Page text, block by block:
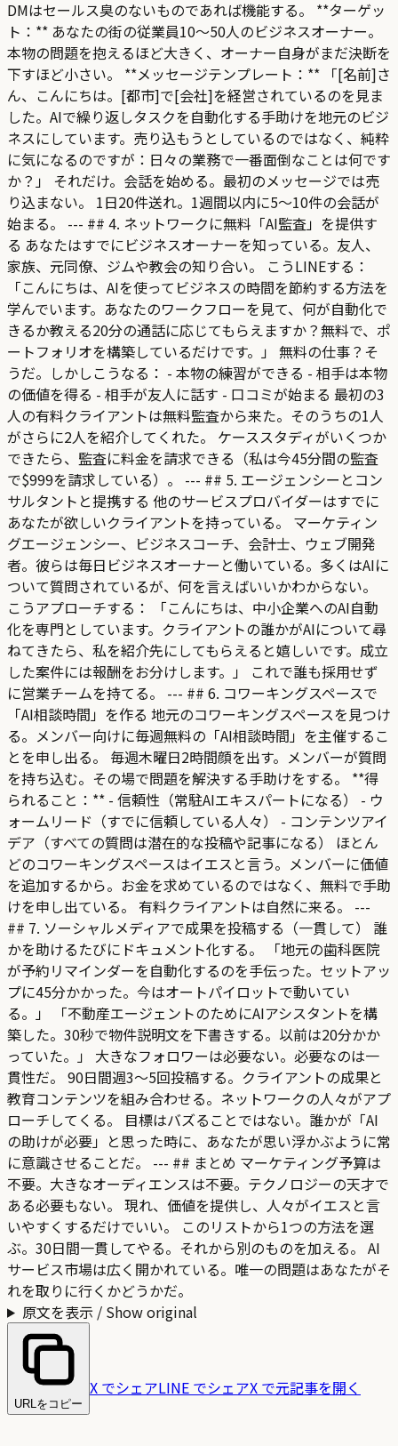
DMはセールス臭のないものであれば機能する。 **ターゲッ
ト：** あなたの街の従業員10〜50人のビジネスオーナー。
本物の問題を抱えるほど大きく、オーナー自身がまだ決断を
下すほど小さい。 **メッセージテンプレート：** 「[名前]さ
ん、こんにちは。[都市]で[会社]を経営されているのを見ま
した。AIで繰り返しタスクを自動化する手助けを地元のビジ
ネスにしています。売り込もうとしているのではなく、純粋
に気になるのですが：日々の業務で一番面倒なことは何です
か？」 それだけ。会話を始める。最初のメッセージでは売
り込まない。 1日20件送れ。1週間以内に5〜10件の会話が
始まる。 --- ## 4. ネットワークに無料「AI監査」を提供す
る あなたはすでにビジネスオーナーを知っている。友人、
家族、元同僚、ジムや教会の知り合い。 こうLINEする：
「こんにちは、AIを使ってビジネスの時間を節約する方法を
学んでいます。あなたのワークフローを見て、何が自動化で
きるか教える20分の通話に応じてもらえますか？無料で、ポ
ートフォリオを構築しているだけです。」 無料の仕事？そ
うだ。しかしこうなる： - 本物の練習ができる - 相手は本物
の価値を得る - 相手が友人に話す - 口コミが始まる 最初の3
人の有料クライアントは無料監査から来た。そのうちの1人
がさらに2人を紹介してくれた。 ケーススタディがいくつか
できたら、監査に料金を請求できる（私は今45分間の監査
で$999を請求している）。 --- ## 5. エージェンシーとコン
サルタントと提携する 他のサービスプロバイダーはすでに
あなたが欲しいクライアントを持っている。 マーケティン
グエージェンシー、ビジネスコーチ、会計士、ウェブ開発
者。彼らは毎日ビジネスオーナーと働いている。多くはAIに
ついて質問されているが、何を言えばいいかわからない。
こうアプローチする： 「こんにちは、中小企業へのAI自動
化を専門としています。クライアントの誰かがAIについて尋
ねてきたら、私を紹介先にしてもらえると嬉しいです。成立
した案件には報酬をお分けします。」 これで誰も採用せず
に営業チームを持てる。 --- ## 6. コワーキングスペースで
「AI相談時間」を作る 地元のコワーキングスペースを見つけ
る。メンバー向けに毎週無料の「AI相談時間」を主催するこ
とを申し出る。 毎週木曜日2時間顔を出す。メンバーが質問
を持ち込む。その場で問題を解決する手助けをする。 **得
られること：** - 信頼性（常駐AIエキスパートになる） - ウ
ォームリード（すでに信頼している人々） - コンテンツアイ
デア（すべての質問は潜在的な投稿や記事になる） ほとん
どのコワーキングスペースはイエスと言う。メンバーに価値
を追加するから。お金を求めているのではなく、無料で手助
けを申し出ている。 有料クライアントは自然に来る。 ---
## 7. ソーシャルメディアで成果を投稿する（一貫して） 誰
かを助けるたびにドキュメント化する。 「地元の歯科医院
が予約リマインダーを自動化するのを手伝った。セットアッ
プに45分かかった。今はオートパイロットで動いてい
る。」 「不動産エージェントのためにAIアシスタントを構
築した。30秒で物件説明文を下書きする。以前は20分かか
っていた。」 大きなフォロワーは必要ない。必要なのは一
貫性だ。 90日間週3〜5回投稿する。クライアントの成果と
教育コンテンツを組み合わせる。ネットワークの人々がアプ
ローチしてくる。 目標はバズることではない。誰かが「AI
の助けが必要」と思った時に、あなたが思い浮かぶように常
に意識させることだ。 --- ## まとめ マーケティング予算は
不要。大きなオーディエンスは不要。テクノロジーの天才で
ある必要もない。 現れ、価値を提供し、人々がイエスと言
いやすくするだけでいい。 このリストから1つの方法を選
ぶ。30日間一貫してやる。それから別のものを加える。 AI
サービス市場は広く開かれている。唯一の問題はあなたがそ
れを取りに行くかどうかだ。
原文を表示 / Show original
URLをコピー
X でシェアLINE でシェアX で元記事を開く